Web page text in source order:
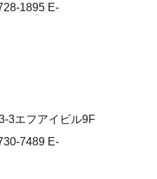
1895 E-
3エフアイビル9F
7489 E-